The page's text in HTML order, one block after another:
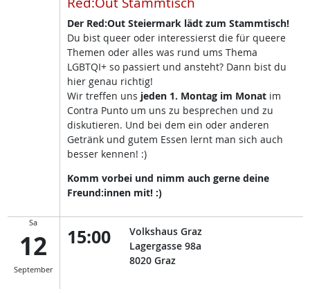
Der Red:Out Steiermark lädt zum Stammtisch!
Du bist queer oder interessierst die für queere
Themen oder alles was rund ums Thema
LGBTQI+ so passiert und ansteht? Dann bist du
hier genau richtig!
Wir treffen uns jeden 1. Montag im Monat im
Contra Punto um uns zu besprechen und zu
diskutieren. Und bei dem ein oder anderen
Getränk und gutem Essen lernt man sich auch
besser kennen! :)
Komm vorbei und nimm auch gerne deine
Freund:innen mit! :)
Sa
12
September
15:00
Volkshaus Graz
Lagergasse 98a
8020 Graz